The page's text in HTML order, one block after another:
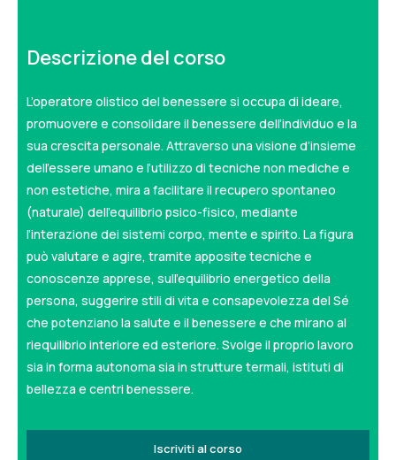
Descrizione del corso
L’operatore olistico del benessere si occupa di ideare,
promuovere e consolidare il benessere dell’individuo e la
sua crescita personale. Attraverso una visione d’insieme
dell’essere umano e l’utilizzo di tecniche non mediche e
non estetiche, mira a facilitare il recupero spontaneo
(naturale) dell’equilibrio psico-fisico, mediante
l’interazione dei sistemi corpo, mente e spirito. La figura
può valutare e agire, tramite apposite tecniche e
conoscenze apprese, sull’equilibrio energetico della
persona, suggerire stili di vita e consapevolezza del Sé
che potenziano la salute e il benessere e che mirano al
riequilibrio interiore ed esteriore. Svolge il proprio lavoro
sia in forma autonoma sia in strutture termali, istituti di
bellezza e centri benessere.
Iscriviti al corso